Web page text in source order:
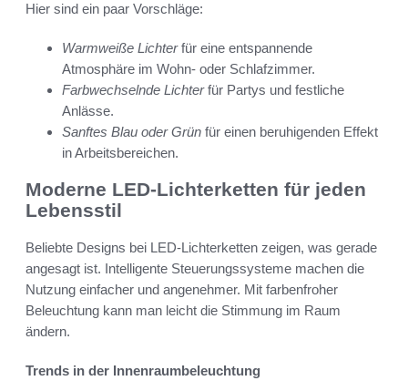
Hier sind ein paar Vorschläge:
Warmweiße Lichterfür eine entspannende
Atmosphäre im Wohn- oder Schlafzimmer.
Farbwechselnde Lichterfür Partys und festliche
Anlässe.
Sanftes Blau oder Grün für einen beruhigenden Effekt
in Arbeitsbereichen.
Moderne LED-Lichterketten für jeden
Lebensstil
Beliebte Designs bei LED-Lichterketten zeigen, was gerade
angesagt ist. Intelligente Steuerungssysteme machen die
Nutzung einfacher und angenehmer. Mit farbenfroher
Beleuchtung kann man leicht die Stimmung im Raum
ändern.
Trends in der Innenraumbeleuchtung